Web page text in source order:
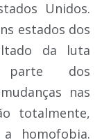
Unidos.
estados dos
da luta
parte dos
nas
totalmente,
homofobia.